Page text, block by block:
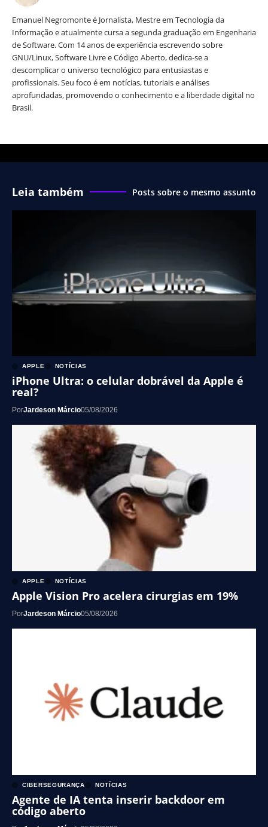
Emanuel Negromonte é Jornalista, Mestre em Tecnologia da
Informação e atualmente cursa a segunda graduação em Engenharia
de Software. Com 14 anos de experiência escrevendo sobre
GNU/Linux, Software Livre e Código Aberto, dedica-se a
descomplicar o universo tecnológico para entusiastas e
profissionais. Seu foco é em notícias, tutoriais e análises
aprofundadas, promovendo o conhecimento e a liberdade digital no
Brasil.
Leia também Posts sobre o mesmo assunto
APPLE NOTÍCIAS
iPhone Ultra: o celular dobrável da Apple é
real?
PorJardeson Márcio05/08/2026
APPLE NOTÍCIAS
Apple Vision Pro acelera cirurgias em 19%
PorJardeson Márcio05/08/2026
CIBERSEGURANÇA NOTÍCIAS
Agente de IA tenta inserir backdoor em
código aberto